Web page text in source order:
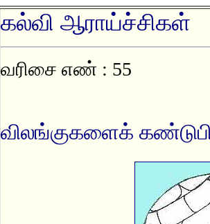
கல்வி ஆராய்ச்சிகள்
வரிசை எண் : 55
விலங்குகளைக்